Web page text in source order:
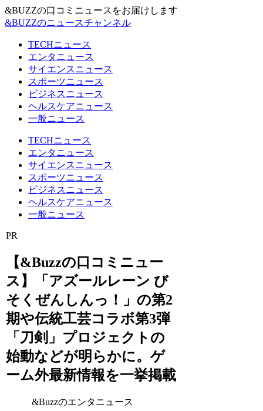
&BUZZの口コミニュースをお届けします
&BUZZのニュースチャンネル
TECHニュース
エンタニュース
サイエンスニュース
スポーツニュース
ビジネスニュース
ヘルスケアニュース
一般ニュース
TECHニュース
エンタニュース
サイエンスニュース
スポーツニュース
ビジネスニュース
ヘルスケアニュース
一般ニュース
PR
【&Buzzの口コミニュー
ス】「アズールレーン び
そくぜんしんっ！」の第2
期や伝統工芸コラボ第3弾
「刀剣」プロジェクトの
始動などが明らかに。ゲ
ーム外最新情報を一挙掲載
&Buzzのエンタニュース